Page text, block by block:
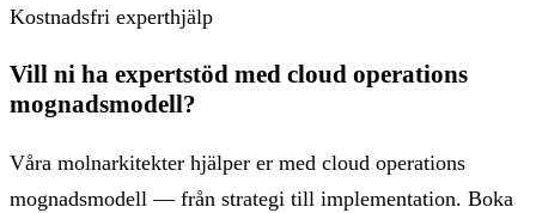
Kostnadsfri experthjälp
Vill ni ha expertstöd med cloud operations
mognadsmodell?
Våra molnarkitekter hjälper er med cloud operations
mognadsmodell — från strategi till implementation. Boka